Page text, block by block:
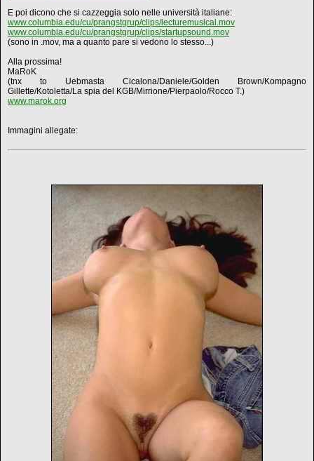
E poi dicono che si cazzeggia solo nelle università italiane:
www.columbia.edu/cu/prangstgrup/clips/lecturemusical.mov
www.columbia.edu/cu/prangstgrup/clips/startupsound.mov
(sono in .mov, ma a quanto pare si vedono lo stesso...)
Alla prossima!
MaRoK
(tnx to Uebmasta Cicalona/Daniele/Golden Brown/Kompagno
Gillette/Kotoletta/La spia del KGB/Mirrione/Pierpaolo/Rocco T.)
www.marok.org
Immagini allegate: